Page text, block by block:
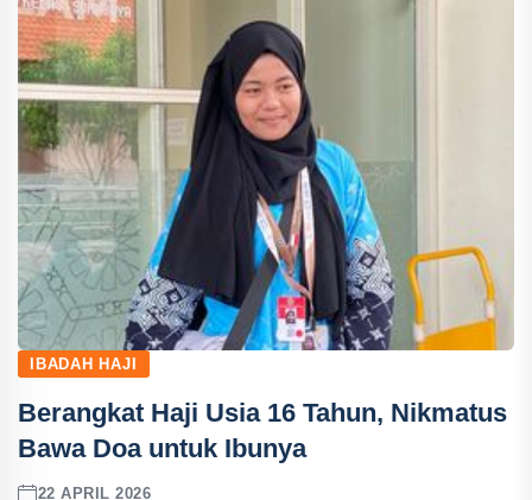
IBADAH HAJI
Berangkat Haji Usia 16 Tahun, Nikmatus
Bawa Doa untuk Ibunya
22 APRIL 2026